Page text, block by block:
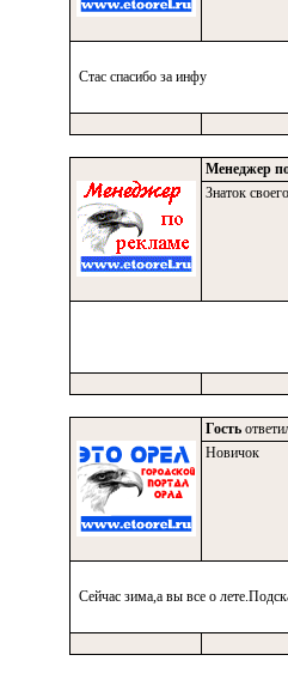
Стас спасибо за инфу
Менеджер
Знаток
Гость
Новичок
Сейчас зима,а вы все о